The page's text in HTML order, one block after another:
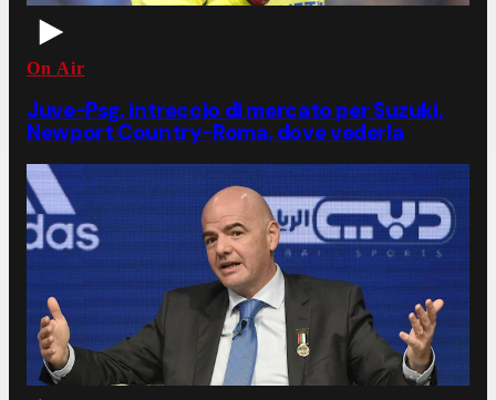
On Air
Juve-Psg, intreccio di mercato per Suzuki.
Newport Country-Roma, dove vederla